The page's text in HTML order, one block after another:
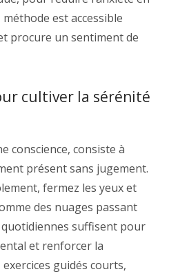
est accessible
procure un sentiment de
cultiver la sérénité
conscience, consiste à
présent sans jugement.
fermez les yeux et
des nuages passant
quotidiennes suffisent pour
et renforcer la
guidés courts,